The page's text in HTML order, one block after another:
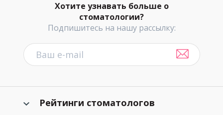
Хотите узнавать больше о
стоматологии?
Подпишитесь на нашу рассылку:
Рейтинги стоматологов